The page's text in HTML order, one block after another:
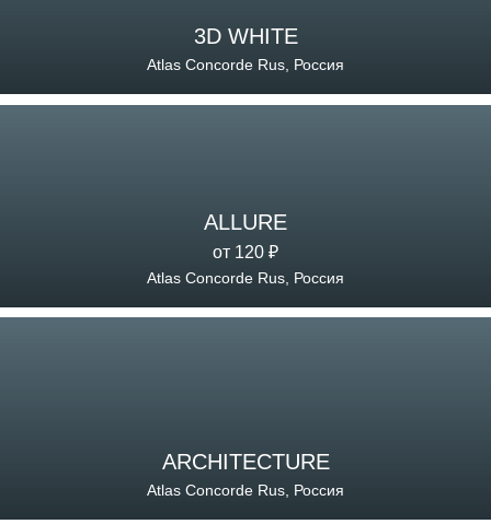
3D WHITE
Atlas Concorde Rus, Россия
ALLURE
от 120 ₽
Atlas Concorde Rus, Россия
ARCHITECTURE
Atlas Concorde Rus, Россия